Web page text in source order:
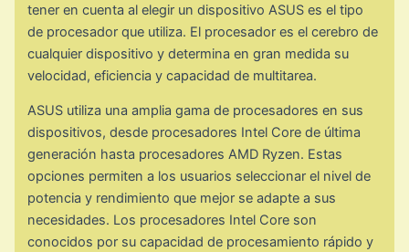
tener en cuenta al elegir un dispositivo ASUS es el tipo
de procesador que utiliza. El procesador es el cerebro de
cualquier dispositivo y determina en gran medida su
velocidad, eficiencia y capacidad de multitarea.
ASUS utiliza una amplia gama de procesadores en sus
dispositivos, desde procesadores Intel Core de última
generación hasta procesadores AMD Ryzen. Estas
opciones permiten a los usuarios seleccionar el nivel de
potencia y rendimiento que mejor se adapte a sus
necesidades. Los procesadores Intel Core son
conocidos por su capacidad de procesamiento rápido y